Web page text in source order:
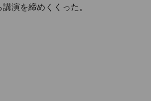
演を締めくくった。